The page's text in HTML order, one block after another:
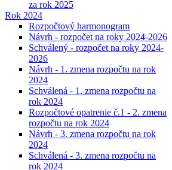
za rok 2025
Rok 2024
Rozpočtový harmonogram
Návrh - rozpočet na roky 2024-2026
Schválený - rozpočet na roky 2024-
2026
Návrh - 1. zmena rozpočtu na rok
2024
Schválená - 1. zmena rozpočtu na
rok 2024
Rozpočtové opatrenie č.1 - 2. zmena
rozpočtu na rok 2024
Návrh - 3. zmena rozpočtu na rok
2024
Schválená - 3. zmena rozpočtu na
rok 2024